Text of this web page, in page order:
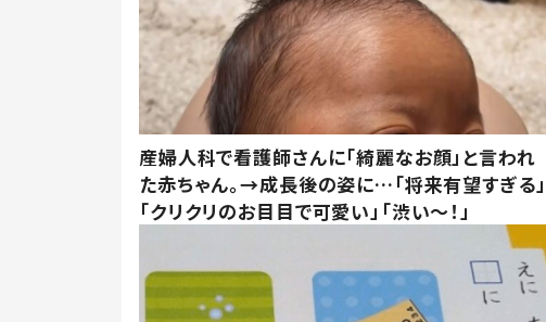
産婦人科で看護師さんに「綺麗なお顔」と言われ
た赤ちゃん。→成長後の姿に…「将来有望すぎる」
「クリクリのお目目で可愛い」「渋い～！」